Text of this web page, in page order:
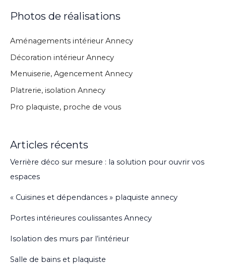
Photos de réalisations
Aménagements intérieur Annecy
Décoration intérieur Annecy
Menuiserie, Agencement Annecy
Platrerie, isolation Annecy
Pro plaquiste, proche de vous
Articles récents
Verrière déco sur mesure : la solution pour ouvrir vos
espaces
« Cuisines et dépendances » plaquiste annecy
Portes intérieures coulissantes Annecy
Isolation des murs par l’intérieur
Salle de bains et plaquiste